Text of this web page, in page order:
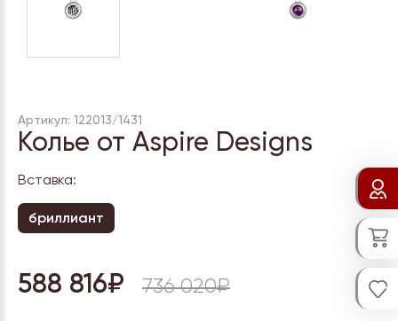
Артикул: 122013/1431
Колье от Aspire Designs
Вставка:
бриллиант
588 816₽ 736 020₽